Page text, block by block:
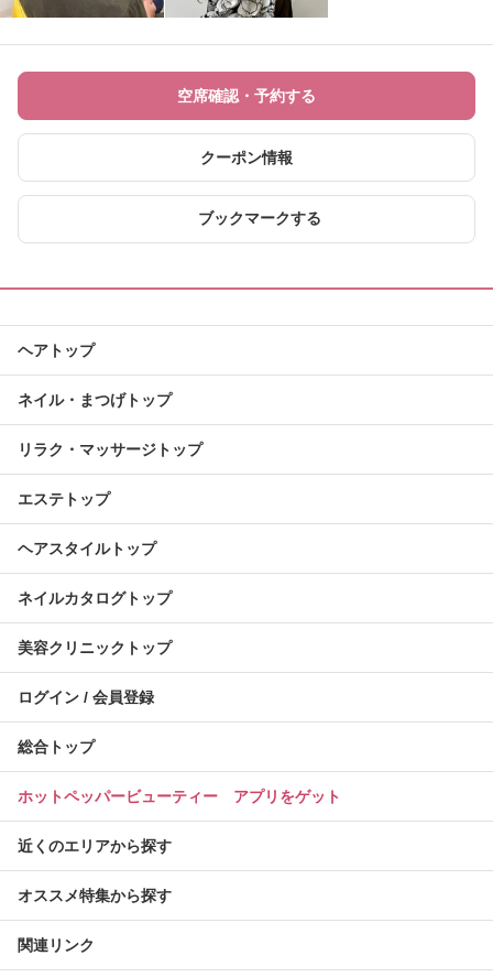
空席確認・予約する
クーポン情報
ブックマークする
ヘアトップ
ネイル・まつげトップ
リラク・マッサージトップ
エステトップ
ヘアスタイルトップ
ネイルカタログトップ
美容クリニックトップ
ログイン / 会員登録
総合トップ
ホットペッパービューティー アプリをゲット
近くのエリアから探す
オススメ特集から探す
関連リンク